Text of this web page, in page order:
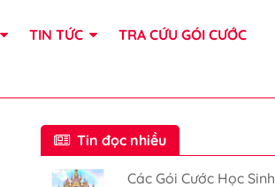
TIN TỨC TRA CỨU GÓI CƯỚC
Tin đọc nhiều
Các Gói Cước Học Sinh